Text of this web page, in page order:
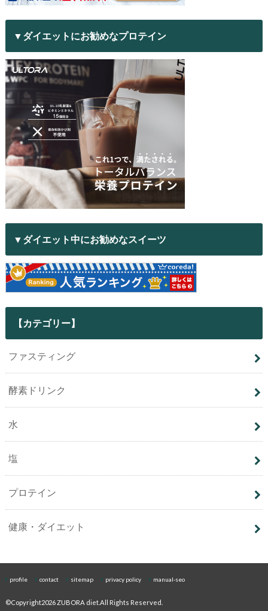
▼ダイエットにお勧めなプロテイン
▼ダイエット中にお勧めなスイーツ
【カテゴリー】
ファスティング
酵素ドリンク
水
塩
プロテイン
健康・ダイエット
profile contact sitemap privacy policy manual-seo
©Copyright2026ZUBORA diet.All Rights Reserved.